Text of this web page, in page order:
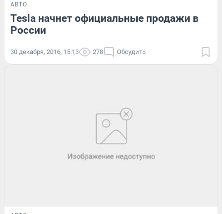
АВТО
Tesla начнет официальные продажи в
России
30 декабря, 2016, 15:13 278 Обсудить